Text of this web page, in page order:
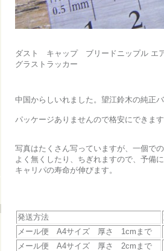
ダスト キャップ ブリードニップル
グラストラッカー
中国からしいれました。望江鈴木の純正
パッケージありませんので格安にできま
写真はたくさん写っていますが、一個で
よく無くしたり、ちぎれますので、予備
キャリパの寿命が伸びます。
発送方法
メール便 A4サイズ 厚さ 1cmまで
メール便 A4サイズ 厚さ 2cmまで